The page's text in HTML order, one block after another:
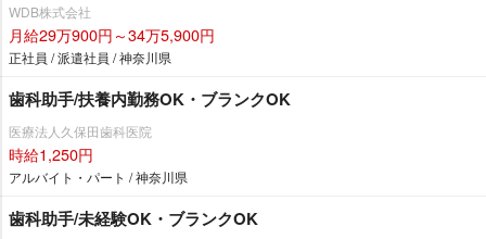
WDB株式会社
月給29万900円～34万5,900円
正社員 / 派遣社員 / 神奈川県
歯科助手/扶養内勤務OK・ブランクOK
医療法人久保田歯科医院
時給1,250円
アルバイト・パート / 神奈川県
歯科助手/未経験OK・ブランクOK